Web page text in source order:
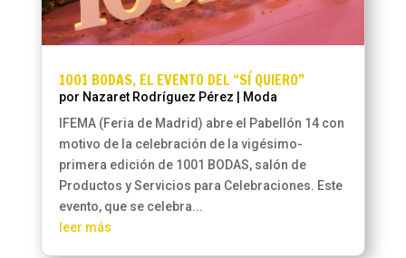
1001 BODAS, EL EVENTO DEL “SÍ QUIERO”
por Nazaret Rodríguez Pérez | Moda
IFEMA (Feria de Madrid) abre el Pabellón 14 con
motivo de la celebración de la vigésimo-
primera edición de 1001 BODAS, salón de
Productos y Servicios para Celebraciones. Este
evento, que se celebra...
leer más